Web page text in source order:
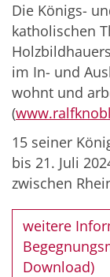
Die Königs-
katholischen
im In- und
wohnt und
(
15 seiner
bis 21. Juli
zwischen
weitere
Download)